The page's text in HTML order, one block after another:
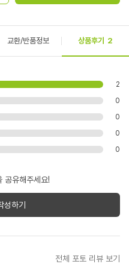
교환/반품정보 상품후기 2
2
0
0
0
0
공유해주세요!
성하기
전체 포토 리뷰 보기